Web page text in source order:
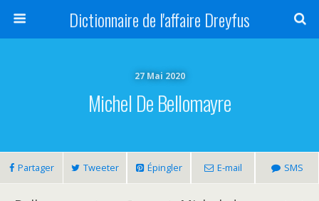
Dictionnaire de l'affaire Dreyfus
27 Mai 2020
Michel De Bellomayre
Partager Tweeter Épingler E-mail SMS